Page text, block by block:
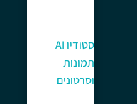
סטודיו AI
תמונות
וסרטונים